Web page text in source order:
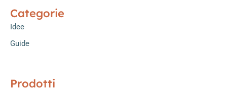
Categorie
Idee
Guide
Prodotti